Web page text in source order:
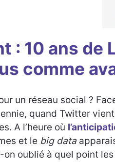
: 10 ans de
comme
un réseau social ?
quand Twitter
A l’heure où
et le big data
on oublié à quel point